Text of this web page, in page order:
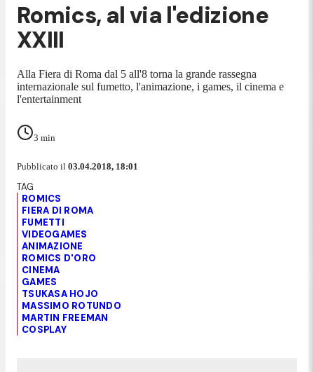
Romics, al via l'edizione
XXIII
Alla Fiera di Roma dal 5 all'8 torna la grande rassegna
internazionale sul fumetto, l'animazione, i games, il cinema e
l'entertainment
3 min
Pubblicato il 03.04.2018, 18:01
ROMICS
FIERA DI ROMA
FUMETTI
VIDEOGAMES
ANIMAZIONE
ROMICS D'ORO
CINEMA
GAMES
TSUKASA HOJO
MASSIMO ROTUNDO
MARTIN FREEMAN
COSPLAY